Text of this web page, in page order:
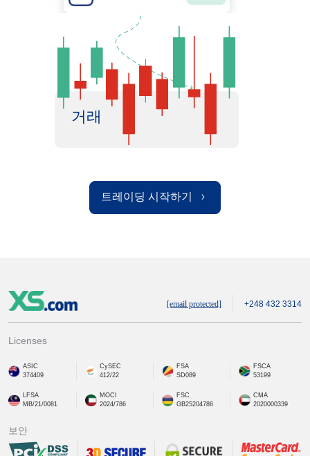
거래
트레이딩 시작하기
[email protected] +248 432 3314
Licenses
ASIC
374409
CySEC
412/22
FSA
SD089
FSCA
53199
LFSA
MB/21/0081
MOCI
2024/786
FSC
GB25204786
CMA
2020000339
보안